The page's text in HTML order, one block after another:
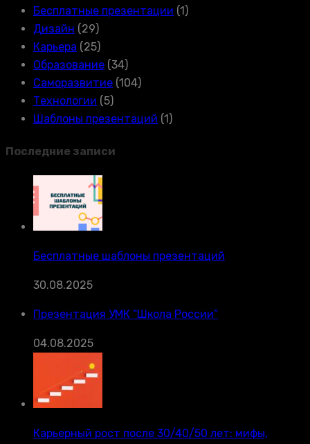
Бесплатные презентации (1)
Дизайн (29)
Карьера (25)
Образование (34)
Саморазвитие (104)
Технологии (5)
Шаблоны презентаций (1)
Последние записи
Бесплатные шаблоны презентаций
30.08.2025
Презентация УМК “Школа России”
04.08.2025
Карьерный рост после 30/40/50 лет: мифы,